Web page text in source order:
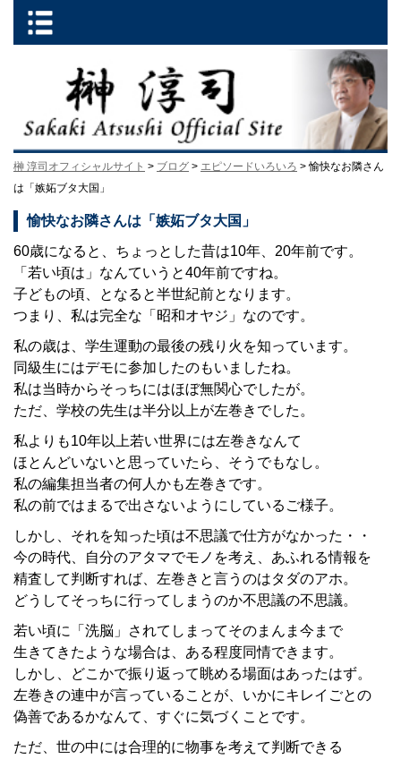
榊 淳司オフィシャルサイト > ブログ > エピソードいろいろ > 愉快なお隣さん
は「嫉妬ブタ大国」
愉快なお隣さんは「嫉妬ブタ大国」
60歳になると、ちょっとした昔は10年、20年前です。
「若い頃は」なんていうと40年前ですね。
子どもの頃、となると半世紀前となります。
つまり、私は完全な「昭和オヤジ」なのです。
私の歳は、学生運動の最後の残り火を知っています。
同級生にはデモに参加したのもいましたね。
私は当時からそっちにはほぼ無関心でしたが。
ただ、学校の先生は半分以上が左巻きでした。
私よりも10年以上若い世界には左巻きなんて
ほとんどいないと思っていたら、そうでもなし。
私の編集担当者の何人かも左巻きです。
私の前ではまるで出さないようにしているご様子。
しかし、それを知った頃は不思議で仕方がなかった・・
今の時代、自分のアタマでモノを考え、あふれる情報を
精査して判断すれば、左巻きと言うのはタダのアホ。
どうしてそっちに行ってしまうのか不思議の不思議。
若い頃に「洗脳」されてしまってそのまんま今まで
生きてきたような場合は、ある程度同情できます。
しかし、どこかで振り返って眺める場面はあったはず。
左巻きの連中が言っていることが、いかにキレイごとの
偽善であるかなんて、すぐに気づくことです。
ただ、世の中には合理的に物事を考えて判断できる